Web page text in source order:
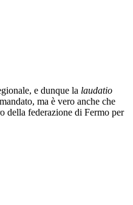
e dunque la laudatio
ma è vero anche che
della federazione di Fermo per